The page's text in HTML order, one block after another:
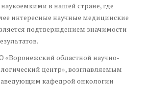
в нашей стране, где
интересные научные медицинские
подтверждением значимости
«Воронежский областной научно-
центр», возглавляемым
кафедрой онкологии